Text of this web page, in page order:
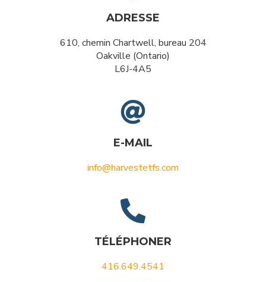
ADRESSE
610, chemin Chartwell, bureau 204
Oakville (Ontario)
L6J-4A5

E-MAIL
info@harvestetfs.com

TÉLÉPHONER
416.649.4541